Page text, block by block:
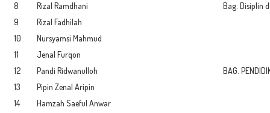
8
Rizal Ramdhani
Bag. Disiplin
9
Rizal Fadhilah
10
Nursyamsi Mahmud
11
Jenal Furqon
12
Pandi Ridwanulloh
BAG.
13
Pipin Zenal Aripin
14
Hamzah Saeful Anwar